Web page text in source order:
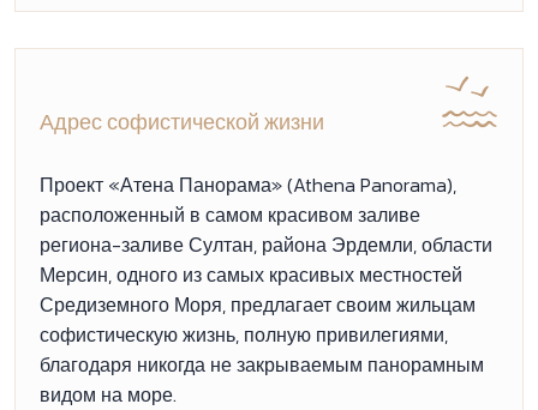
Адрес софистической жизни
Проект «Атена Панорама» (Athena Panorama),
расположенный в самом красивом заливе
региона-заливе Султан, района Эрдемли, области
Мерсин, одного из самых красивых местностей
Средиземного Моря, предлагает своим жильцам
софистическую жизнь, полную привилегиями,
благодаря никогда не закрываемым панорамным
видом на море.